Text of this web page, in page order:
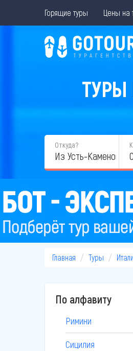
Горящие туры Цены на
ТУРЫ
Откуда?
Из Усть-
Главная Туры
По алфавиту
Римини
Сицилия